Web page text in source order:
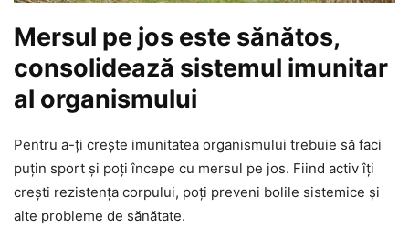
Mersul pe jos este sănătos,
consolidează sistemul imunitar
al organismului
Pentru a-ți crește imunitatea organismului trebuie să faci
puțin sport și poți începe cu mersul pe jos. Fiind activ îți
crești rezistența corpului, poți preveni bolile sistemice și
alte probleme de sănătate.